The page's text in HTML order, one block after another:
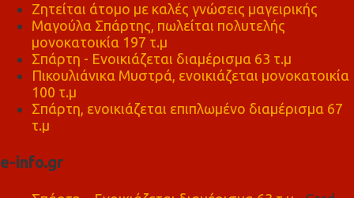
Ζητείται άτομο με καλές γνώσεις μαγειρικής
Μαγούλα Σπάρτης, πωλείται πολυτελής
μονοκατοικία 197 τ.μ
Σπάρτη - Ενοικιάζεται διαμέρισμα 63 τ.μ
Πικουλιάνικα Μυστρά, ενοικιάζεται μονοκατοικία
100 τ.μ
Σπάρτη, ενοικιάζεται επιπλωμένο διαμέρισμα 67
τ.μ
e-info.gr